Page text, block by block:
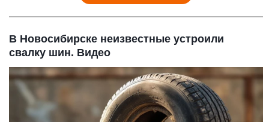
В Новосибирске неизвестные устроили
свалку шин. Видео